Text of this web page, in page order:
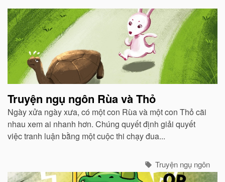
Bài
viết
liên
quan
Truyện ngụ ngôn Rùa và Thỏ
Ngày xửa ngày xưa, có một con Rùa và một con Thỏ cãi
nhau xem ai nhanh hơn. Chúng quyết định giải quyết
việc tranh luận bằng một cuộc thi chạy đua...
Truyện ngụ ngôn